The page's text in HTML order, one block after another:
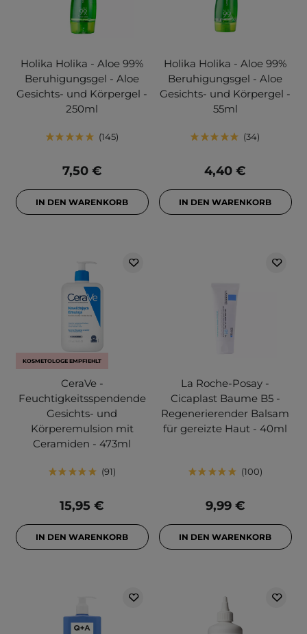
Holika Holika - Aloe 99%
Beruhigungsgel - Aloe
Gesichts- und Körpergel -
250ml
145
7,50 €
IN DEN WARENKORB
Holika Holika - Aloe 99%
Beruhigungsgel - Aloe
Gesichts- und Körpergel -
55ml
34
4,40 €
IN DEN WARENKORB
KOSMETOLOGE EMPFIEHLT
CeraVe -
Feuchtigkeitsspendende
Gesichts- und
Körperemulsion mit
Ceramiden - 473ml
91
15,95 €
IN DEN WARENKORB
La Roche-Posay -
Cicaplast Baume B5 -
Regenerierender Balsam
für gereizte Haut - 40ml
100
9,99 €
IN DEN WARENKORB